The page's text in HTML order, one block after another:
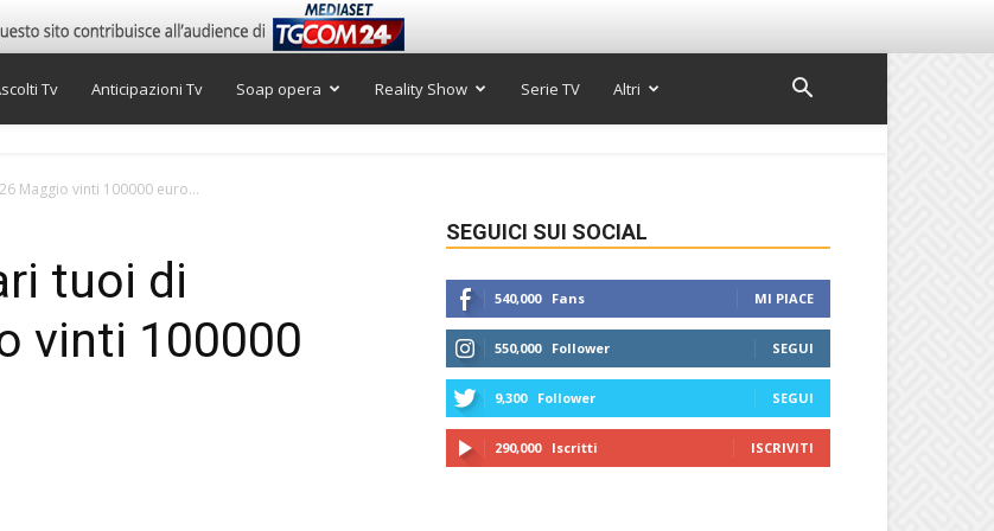
Tv Anticipazioni Tv Soap opera Reality Show Serie TV Altri
Maggio vinti 100000 euro...
tuoi di
vinti 100000
SEGUICI SUI SOCIAL
540,000 Fans MI PIACE
550,000 Follower SEGUI
9,300 Follower SEGUI
290,000 Iscritti ISCRIVITI